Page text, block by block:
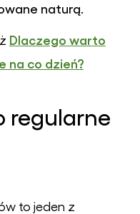
naturą.
Dlaczego warto
na co dzień?
regularne
to jeden z